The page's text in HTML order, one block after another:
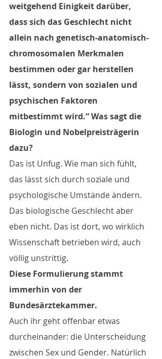
weitgehend Einigkeit darüber,
dass sich das Geschlecht nicht
allein nach genetisch-anatomisch-
chromosomalen Merkmalen
bestimmen oder gar herstellen
lässt, sondern von sozialen und
psychischen Faktoren
mitbestimmt wird.“ Was sagt die
Biologin und Nobelpreisträgerin
dazu?
Das ist Unfug. Wie man sich fühlt,
das lässt sich durch soziale und
psychologische Umstände ändern.
Das biologische Geschlecht aber
eben nicht. Das ist dort, wo wirklich
Wissenschaft betrieben wird, auch
völlig unstrittig.
Diese Formulierung stammt
immerhin von der
Bundesärztekammer.
Auch ihr geht offenbar etwas
durcheinander: die Unterscheidung
zwischen Sex und Gender. Natürlich